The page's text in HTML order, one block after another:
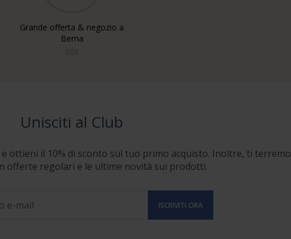
Grande offerta & negozio a
Berna
Unisciti al Club
ottieni il 10% di sconto sul tuo primo acquisto. Inoltre, ti terremo
offerte regolari e le ultime novità sui prodotti.